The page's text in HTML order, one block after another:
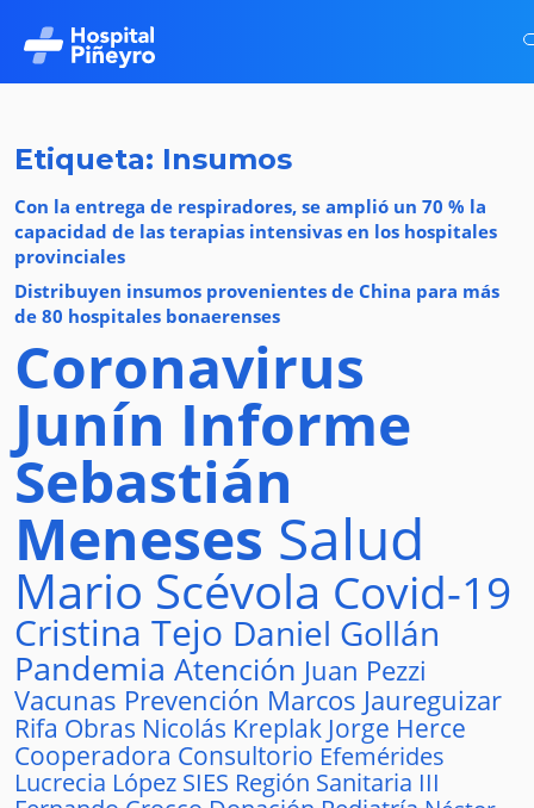
Etiqueta: Insumos
Con la entrega de respiradores, se amplió un 70 % la
capacidad de las terapias intensivas en los hospitales
provinciales
Distribuyen insumos provenientes de China para más
de 80 hospitales bonaerenses
Coronavirus
Junín Informe
Sebastián
Meneses Salud
Mario Scévola Covid-19
Cristina Tejo Daniel Gollán
Pandemia Atención Juan Pezzi
Vacunas Prevención Marcos Jaureguizar
Rifa Obras Nicolás Kreplak Jorge Herce
Cooperadora Consultorio Efemérides
Lucrecia López SIES Región Sanitaria III